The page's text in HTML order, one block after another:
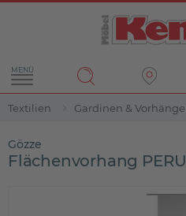
MENÜ
Textilien Gardinen & Vorhänge
Gözze
Flächenvorhang PERU